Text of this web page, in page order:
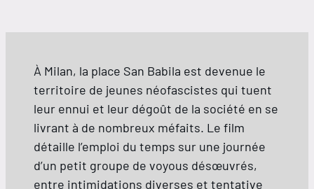
À Milan, la place San Babila est devenue le
territoire de jeunes néofascistes qui tuent
leur ennui et leur dégoût de la société en se
livrant à de nombreux méfaits. Le film
détaille l’emploi du temps sur une journée
d’un petit groupe de voyous désœuvrés,
entre intimidations diverses et tentative